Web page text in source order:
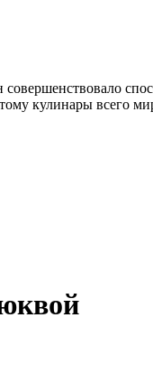
кулинары всего